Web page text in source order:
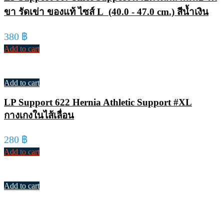
ขา รัดเข่า ของแท้ ไซส์ L (40.0 - 47.0 cm.) สีน้ำเงิน
380 ฿
Add to cart
Add to cart
LP Support 622 Hernia Athletic Support #XL
กางเกงในไส้เลื่อน
280 ฿
Add to cart
Add to cart